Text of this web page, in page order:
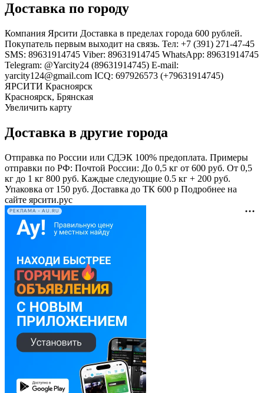
Доставка по городу
Компания Ярсити Доставка в пределах города 600 рублей.
Покупатель первым выходит на связь. Тел: +7 (391) 271-47-45
SMS: 89631914745 Viber: 89631914745 WhatsApp: 89631914745
Telegram: @Yarcity24 (89631914745) E-mail:
yarcity124@gmail.com ICQ: 697926573 (+79631914745)
ЯРСИТИ Красноярск
Красноярск, Брянская
Увеличить карту
Доставка в другие города
Отправка по России или СДЭК 100% предоплата. Примеры
отправки по РФ: Почтой России: До 0,5 кг от 600 руб. От 0,5
кг до 1 кг 800 руб. Каждые следующие 0.5 кг + 200 руб.
Упаковка от 150 руб. Доставка до ТК 600 р Подробнее на
сайте ярсити.рус
РЕКЛАМА • AU.RU